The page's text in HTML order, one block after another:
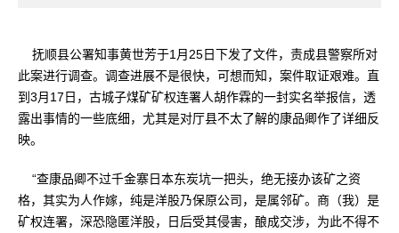
抚顺县公署知事黄世芳于1月25日下发了文件，责成县警察所对
此案进行调查。调查进展不是很快，可想而知，案件取证艰难。直
到3月17日，古城子煤矿矿权连署人胡作霖的一封实名举报信，透
露出事情的一些底细，尤其是对厅县不太了解的康品卿作了详细反
映。
“查康品卿不过千金寨日本东炭坑一把头，绝无接办该矿之资
格，其实为人作嫁，纯是洋股乃保原公司，是属邻矿。商（我）是
矿权连署，深恐隐匿洋股，日后受其侵害，酿成交涉，为此不得不